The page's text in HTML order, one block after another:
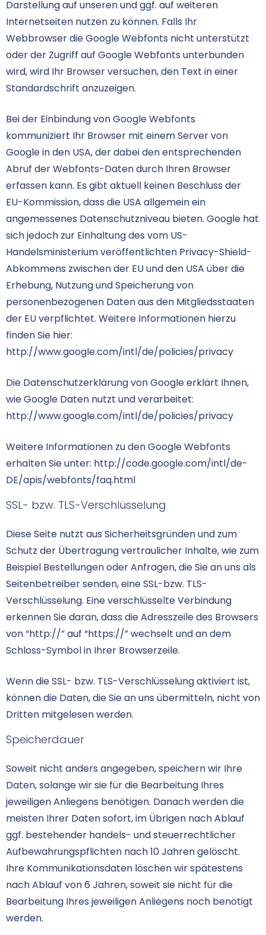
Darstellung auf unseren und ggf. auf weiteren
Internetseiten nutzen zu können. Falls Ihr
Webbrowser die Google Webfonts nicht unterstützt
oder der Zugriff auf Google Webfonts unterbunden
wird, wird Ihr Browser versuchen, den Text in einer
Standardschrift anzuzeigen.
Bei der Einbindung von Google Webfonts
kommuniziert Ihr Browser mit einem Server von
Google in den USA, der dabei den entsprechenden
Abruf der Webfonts-Daten durch Ihren Browser
erfassen kann. Es gibt aktuell keinen Beschluss der
EU-Kommission, dass die USA allgemein ein
angemessenes Datenschutzniveau bieten. Google hat
sich jedoch zur Einhaltung des vom US-
Handelsministerium veröffentlichten Privacy-Shield-
Abkommens zwischen der EU und den USA über die
Erhebung, Nutzung und Speicherung von
personenbezogenen Daten aus den Mitgliedsstaaten
der EU verpflichtet. Weitere Informationen hierzu
finden Sie hier:
http://www.google.com/intl/de/policies/privacy
Die Datenschutzerklärung von Google erklärt Ihnen,
wie Google Daten nutzt und verarbeitet:
http://www.google.com/intl/de/policies/privacy
Weitere Informationen zu den Google Webfonts
erhalten Sie unter: http://code.google.com/intl/de-
DE/apis/webfonts/faq.html
SSL- bzw. TLS-Verschlüsselung
Diese Seite nutzt aus Sicherheitsgründen und zum
Schutz der Übertragung vertraulicher Inhalte, wie zum
Beispiel Bestellungen oder Anfragen, die Sie an uns als
Seitenbetreiber senden, eine SSL-bzw. TLS-
Verschlüsselung. Eine verschlüsselte Verbindung
erkennen Sie daran, dass die Adresszeile des Browsers
von “http://” auf “https://” wechselt und an dem
Schloss-Symbol in Ihrer Browserzeile.
Wenn die SSL- bzw. TLS-Verschlüsselung aktiviert ist,
können die Daten, die Sie an uns übermitteln, nicht von
Dritten mitgelesen werden.
Speicherdauer
Soweit nicht anders angegeben, speichern wir Ihre
Daten, solange wir sie für die Bearbeitung Ihres
jeweiligen Anliegens benötigen. Danach werden die
meisten Ihrer Daten sofort, im Übrigen nach Ablauf
ggf. bestehender handels- und steuerrechtlicher
Aufbewahrungspflichten nach 10 Jahren gelöscht.
Ihre Kommunikationsdaten löschen wir spätestens
nach Ablauf von 6 Jahren, soweit sie nicht für die
Bearbeitung Ihres jeweiligen Anliegens noch benötigt
werden.